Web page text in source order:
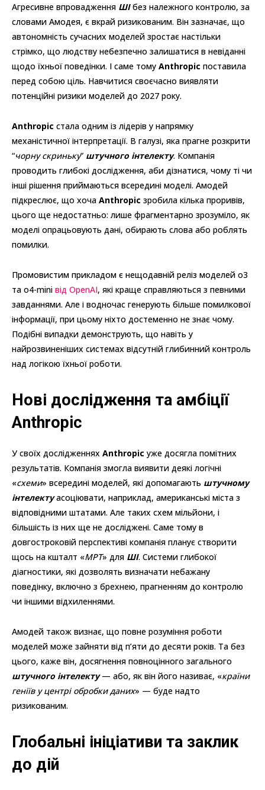
Агресивне впровадження ШІбез належного контролю, за
словами Амодея, є вкрай ризикованим. Він зазначає, що
автономність сучасних моделей зростає настільки
стрімко, що людству небезпечно залишатися в невіданні
щодо їхньої поведінки. І саме тому Anthropic поставила
перед собою ціль. Навчитися своєчасно виявляти
потенційні ризики моделей до 2027 року.
Anthropic стала одним із лідерів у напрямку
механістичної інтерпретації. В галузі, яка прагне розкрити
“чорну скриньку” штучного інтелекту. Компанія
проводить глибокі дослідження, аби дізнатися, чому ті чи
інші рішення приймаються всередині моделі. Амодей
підкреслює, що хоча Anthropic зробила кілька проривів,
цього ще недостатньо: лише фрагментарно зрозуміло, як
моделі опрацьовують дані, обирають слова або роблять
помилки.
Промовистим прикладом є нещодавній реліз моделей o3
та o4-mini від OpenAI, які краще справляються з певними
завданнями. Але і водночас генерують більше помилкової
інформації, при цьому ніхто достеменно не знає чому.
Подібні випадки демонструють, що навіть у
найрозвиненіших системах відсутній глибинний контроль
над логікою їхньої роботи.
Нові дослідження та амбіції
Anthropic
У своїх дослідженнях Anthropic уже досягла помітних
результатів. Компанія змогла виявити деякі логічні
«схеми» всередині моделей, які допомагають штучному
інтелектуасоціювати, наприклад, американські міста з
відповідними штатами. Але таких схем мільйони, і
більшість із них ще не досліджені. Саме тому в
довгостроковій перспективі компанія планує створити
щось на кшталт «МРТ» для ШІ. Системи глибокої
діагностики, які дозволять визначати небажану
поведінку, включно з брехнею, прагненням до контролю
чи іншими відхиленнями.
Амодей також визнає, що повне розуміння роботи
моделей може зайняти від п’яти до десяти років. Та без
цього, каже він, досягнення повноцінного загального
штучного інтелекту— або, як він його називає, «країни
геніїв у центрі обробки даних» — буде надто
ризикованим.
Глобальні ініціативи та заклик
до дій